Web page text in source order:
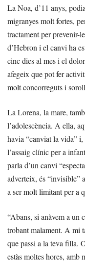
La Noa, d’11 anys,
migranyes molt fortes,
tractament per prevenir-
d’Hebron i el canvi ha
cinc dies al mes i el
afegeix que pot fer
molt concorreguts i
La Lorena, la mare,
l’adolescència. A ella,
havia “canviat la vida”
l’assaig clínic per a
parla d’un canvi
adverteix, és “invisible”
a ser molt limitant per a
“Abans, si anàvem a un
trobant malament. A mi
que passi a la teva filla.
estàs moltes hores,